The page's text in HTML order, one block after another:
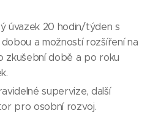
úvazek 20 hodin/týden s
a možností rozšíření na
zkušební době a po roku
supervize, další
pro osobní rozvoj.